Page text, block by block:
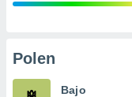
Polen
Bajo